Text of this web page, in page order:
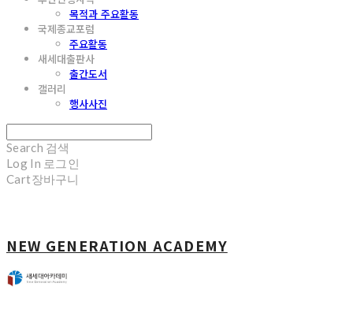
목적과 주요활동
국제종교포럼
주요활동
새세대출판사
출간도서
갤러리
행사사진
Search 검색
Log In 로그인
Cart장바구니
NEW GENERATION ACADEMY